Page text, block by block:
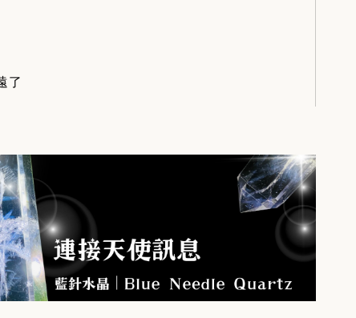
了